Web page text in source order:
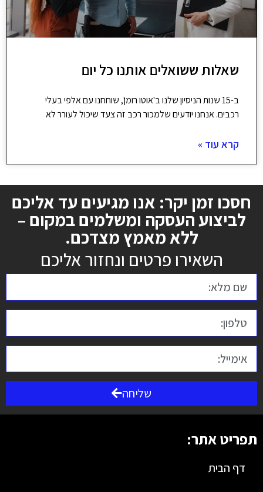
שאלות ששואלים אותנו כל יום
ב-15 שנות הניסיון שלנו ב'אוטו רומן', שוחחנו עם אלפי בעלי
רכבים. אנחנו יודעים שלמכור רכב זה צעד שיכול לעורר לא
קרא עוד »
חסכו זמן יקר: אנו מגיעים עד אליכם
לביצוע העסקה ומשלמים במקום –
ללא מאמץ מצדכם.
השאירו פרטים ונחזור אליכם
שליחה
תפריט אתר:
דף הבית